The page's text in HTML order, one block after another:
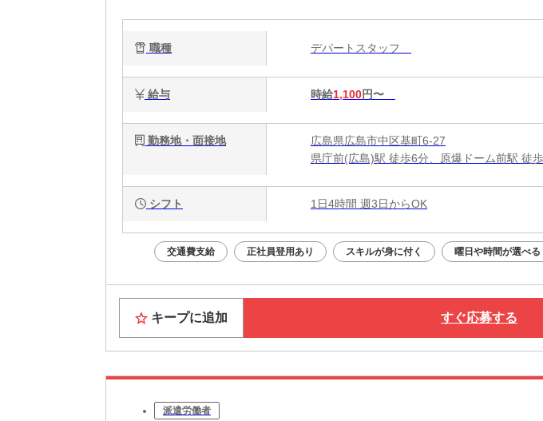
職種 デパートスタッフ
給与 時給1,100円〜
勤務地・面接地
広島県広島市中区基町6-27
県庁前(広島)駅 徒歩6分、原爆ドーム前駅 徒
シフト 1日4時間 週3日からOK
交通費支給 正社員登用あり スキルが身に付く 曜日や時間が選べる
キープに追加 すぐ応募する
派遣労働者